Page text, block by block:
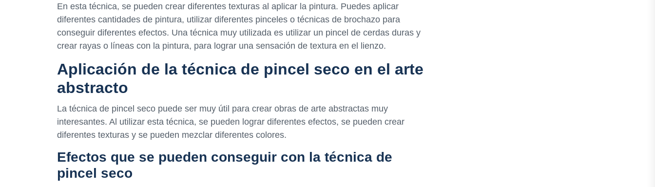
En esta técnica, se pueden crear diferentes texturas al aplicar la pintura. Puedes aplicar
diferentes cantidades de pintura, utilizar diferentes pinceles o técnicas de brochazo para
conseguir diferentes efectos. Una técnica muy utilizada es utilizar un pincel de cerdas duras y
crear rayas o líneas con la pintura, para lograr una sensación de textura en el lienzo.
Aplicación de la técnica de pincel seco en el arte
abstracto
La técnica de pincel seco puede ser muy útil para crear obras de arte abstractas muy
interesantes. Al utilizar esta técnica, se pueden lograr diferentes efectos, se pueden crear
diferentes texturas y se pueden mezclar diferentes colores.
Efectos que se pueden conseguir con la técnica de
pincel seco